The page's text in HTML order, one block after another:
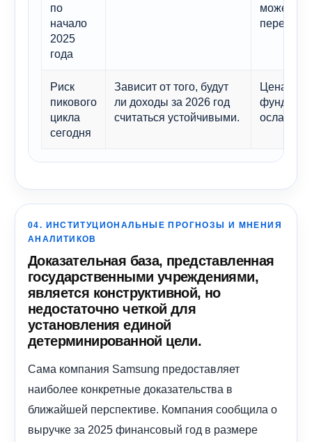
по
начало
2025
года
может
Риск
пикового
цикла
сегодня
Зависит от того, будут
ли доходы за 2026 год
считаться устойчивыми.
Цена
ослабнут.
04. ИНСТИТУЦИОНАЛЬНЫЕ ПРОГНОЗЫ И МНЕНИЯ
АНАЛИТИКОВ
Доказательная база, представленная
государственными учреждениями,
является конструктивной, но
недостаточно четкой для
установления единой
детерминированной цели.
Сама компания Samsung предоставляет
наиболее конкретные доказательства в
ближайшей перспективе. Компания сообщила о
выручке за 2025 финансовый год в размере